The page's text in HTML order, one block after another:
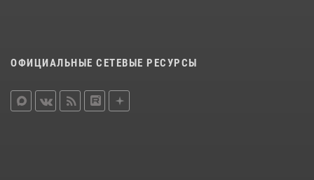
ОФИЦИАЛЬНЫЕ СЕТЕВЫЕ РЕСУРСЫ